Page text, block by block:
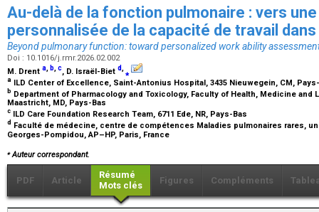
Au-delà de la fonction pulmonaire : vers
personnalisée de la capacité de travail
Beyond pulmonary function: toward personalized work ability
Doi : 10.1016/j.rmr.2026.02.002
M. Drent a, b,c, D. Israël-Biet d,⁎
a ILD Center of Excellence, Saint-Antonius Hospital, 3435 Nieuwegein, CM,
b Department of Pharmacology and Toxicology, Faculty of Health, Medicine and
Maastricht, MD, Pays-Bas
c ILD Care Foundation Research Team, 6711 Ede, NR, Pays-Bas
d Faculté de médecine, centre de compétences Maladies pulmonaires rares,
Georges-Pompidou, AP–HP, Paris, France
⁎Auteur correspondant.
PDF Article
Résumé
Mots clés
Figures Compléments